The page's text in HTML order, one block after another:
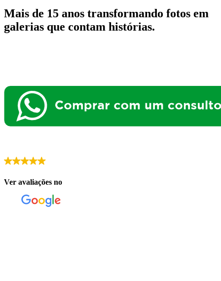
Mais de 15 anos transformando fotos em
galerias que contam histórias.
Ver avaliações no